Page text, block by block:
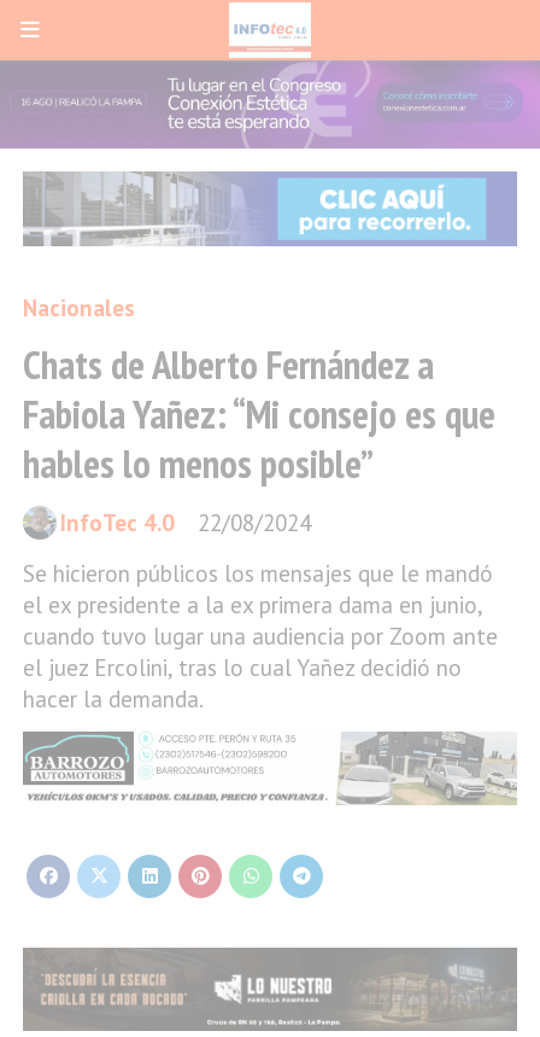
Chats de Alberto Fernández a
Fabiola Yañez: “Mi consejo es que
hables lo menos posible”
Se hicieron públicos los mensajes que le mandó
el ex presidente a la ex primera dama en junio,
cuando tuvo lugar una audiencia por Zoom ante
el juez Ercolini, tras lo cual Yañez decidió no
hacer la demanda.
Nacionales
22/08/2024
InfoTec 4.0